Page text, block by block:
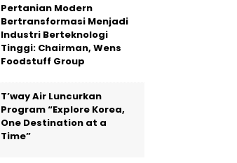
Pertanian Modern
Bertransformasi Menjadi
Industri Berteknologi
Tinggi: Chairman, Wens
Foodstuff Group
T’way Air Luncurkan
Program “Explore Korea,
One Destination at a
Time”